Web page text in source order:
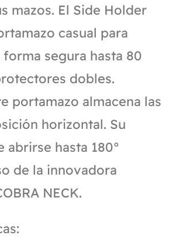
mazos. El Side Holder
casual para
segura hasta 80
dobles.
portamazo almacena las
horizontal. Su
abrirse hasta 180°
de la innovadora
NECK.